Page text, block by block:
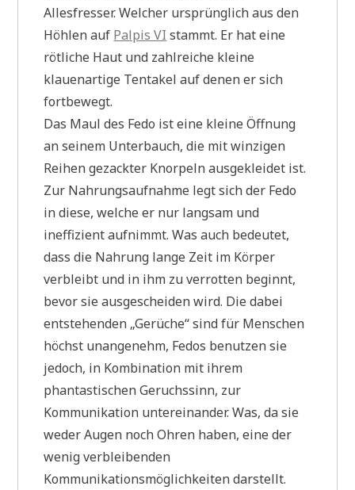
Allesfresser. Welcher ursprünglich aus den
Höhlen auf Palpis VI stammt. Er hat eine
rötliche Haut und zahlreiche kleine
klauenartige Tentakel auf denen er sich
fortbewegt.
Das Maul des Fedo ist eine kleine Öffnung
an seinem Unterbauch, die mit winzigen
Reihen gezackter Knorpeln ausgekleidet ist.
Zur Nahrungsaufnahme legt sich der Fedo
in diese, welche er nur langsam und
ineffizient aufnimmt. Was auch bedeutet,
dass die Nahrung lange Zeit im Körper
verbleibt und in ihm zu verrotten beginnt,
bevor sie ausgescheiden wird. Die dabei
entstehenden „Gerüche“ sind für Menschen
höchst unangenehm, Fedos benutzen sie
jedoch, in Kombination mit ihrem
phantastischen Geruchssinn, zur
Kommunikation untereinander. Was, da sie
weder Augen noch Ohren haben, eine der
wenig verbleibenden
Kommunikationsmöglichkeiten darstellt.